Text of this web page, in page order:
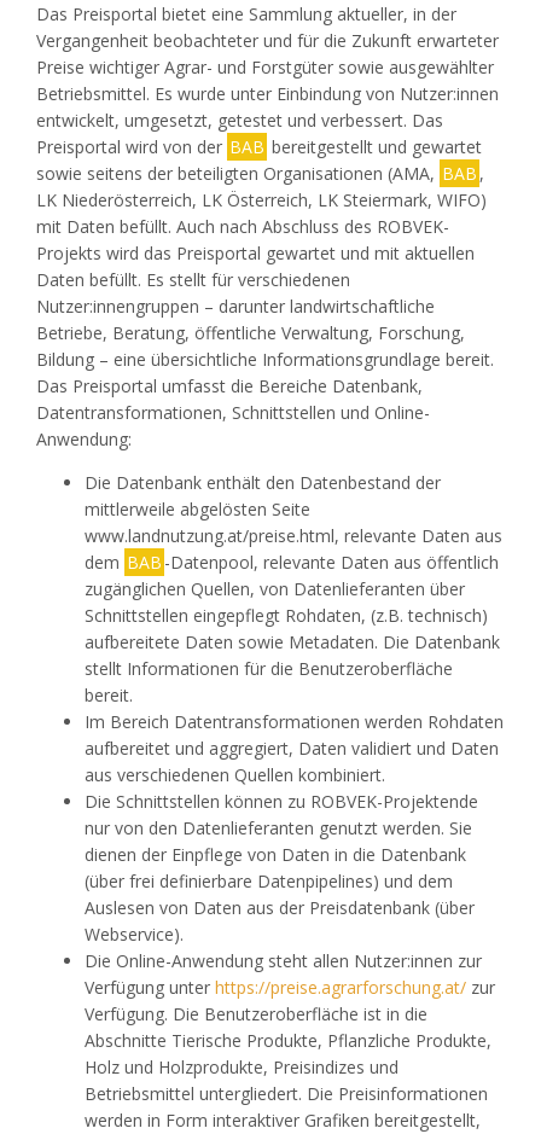
Das Preisportal bietet eine Sammlung aktueller, in der
Vergangenheit beobachteter und für die Zukunft erwarteter
Preise wichtiger Agrar- und Forstgüter sowie ausgewählter
Betriebsmittel. Es wurde unter Einbindung von Nutzer:innen
entwickelt, umgesetzt, getestet und verbessert. Das
Preisportal wird von der BAB bereitgestellt und gewartet
sowie seitens der beteiligten Organisationen (AMA, BAB ,
LK Niederösterreich, LK Österreich, LK Steiermark, WIFO)
mit Daten befüllt. Auch nach Abschluss des ROBVEK-
Projekts wird das Preisportal gewartet und mit aktuellen
Daten befüllt. Es stellt für verschiedenen
Nutzer:innengruppen – darunter landwirtschaftliche
Betriebe, Beratung, öffentliche Verwaltung, Forschung,
Bildung – eine übersichtliche Informationsgrundlage bereit.
Das Preisportal umfasst die Bereiche Datenbank,
Datentransformationen, Schnittstellen und Online-
Anwendung:
Die Datenbank enthält den Datenbestand der
mittlerweile abgelösten Seite
www.landnutzung.at/preise.html, relevante Daten aus
dem BAB -Datenpool, relevante Daten aus öffentlich
zugänglichen Quellen, von Datenlieferanten über
Schnittstellen eingepflegt Rohdaten, (z.B. technisch)
aufbereitete Daten sowie Metadaten. Die Datenbank
stellt Informationen für die Benutzeroberfläche
bereit.
Im Bereich Datentransformationen werden Rohdaten
aufbereitet und aggregiert, Daten validiert und Daten
aus verschiedenen Quellen kombiniert.
Die Schnittstellen können zu ROBVEK-Projektende
nur von den Datenlieferanten genutzt werden. Sie
dienen der Einpflege von Daten in die Datenbank
(über frei definierbare Datenpipelines) und dem
Auslesen von Daten aus der Preisdatenbank (über
Webservice).
Die Online-Anwendung steht allen Nutzer:innen zur
Verfügung unter https://preise.agrarforschung.at/ zur
Verfügung. Die Benutzeroberfläche ist in die
Abschnitte Tierische Produkte, Pflanzliche Produkte,
Holz und Holzprodukte, Preisindizes und
Betriebsmittel untergliedert. Die Preisinformationen
werden in Form interaktiver Grafiken bereitgestellt,